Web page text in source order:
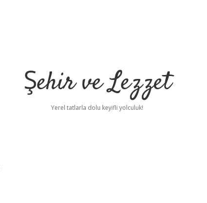
Şehir ve Lezzet
Yerel tatlarla dolu keyifli yolculuk!